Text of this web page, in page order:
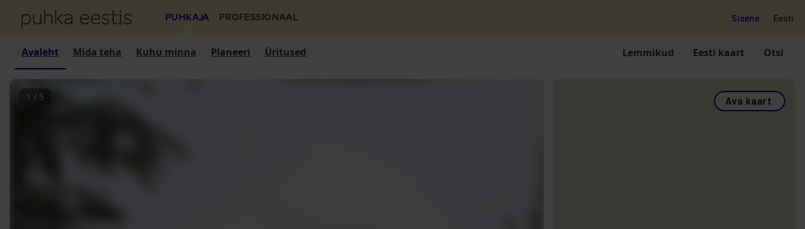
PUHKAJA PROFESSIONAAL Sisene Eesti
Avaleht Mida teha Kuhu minna Planeeri Üritused Lemmikud Eesti kaart Otsi
1 / 5 Ava kaart